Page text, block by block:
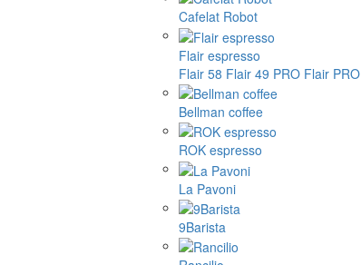
Cafelat Robot
Flair espresso
Flair 58 Flair 49 PRO Flair PRO
Bellman coffee
ROK espresso
La Pavoni
9Barista